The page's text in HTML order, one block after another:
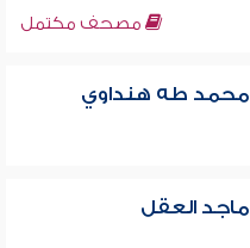
مصحف مكتمل
محمد طه هنداوي
ماجد العقل